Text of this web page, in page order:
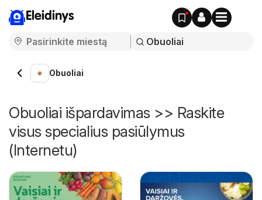
Eleidinys
Obuoliai
Obuoliai išpardavimas >> Raskite
visus specialius pasiūlymus
(Internetu)